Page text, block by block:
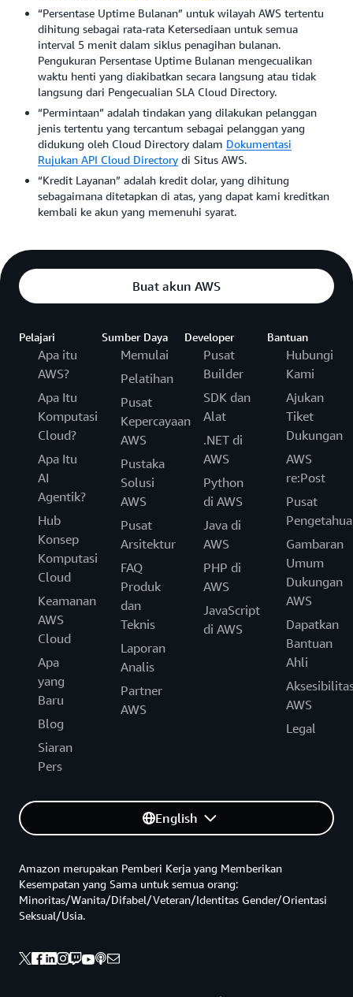
“Persentase Uptime Bulanan” untuk wilayah AWS tertentu
dihitung sebagai rata-rata Ketersediaan untuk semua
interval 5 menit dalam siklus penagihan bulanan.
Pengukuran Persentase Uptime Bulanan mengecualikan
waktu henti yang diakibatkan secara langsung atau tidak
langsung dari Pengecualian SLA Cloud Directory.
“Permintaan” adalah tindakan yang dilakukan pelanggan
jenis tertentu yang tercantum sebagai pelanggan yang
didukung oleh Cloud Directory dalam Dokumentasi
Rujukan API Cloud Directory di Situs AWS.
“Kredit Layanan” adalah kredit dolar, yang dihitung
sebagaimana ditetapkan di atas, yang dapat kami kreditkan
kembali ke akun yang memenuhi syarat.
Buat akun AWS
Pelajari
Apa itu
AWS?
Apa Itu
Komputasi
Cloud?
Apa Itu
AI
Agentik?
Hub
Konsep
Komputasi
Cloud
Keamanan
AWS
Cloud
Apa
yang
Baru
Blog
Siaran
Pers
Sumber Daya
Memulai
Pelatihan
Pusat
Kepercayaan
AWS
Pustaka
Solusi
AWS
Pusat
Arsitektur
FAQ
Produk
dan
Teknis
Laporan
Analis
Partner
AWS
Developer
Pusat
Builder
SDK dan
Alat
.NET di
AWS
Python
di AWS
Java di
AWS
PHP di
AWS
JavaScript
di AWS
Bantuan
Hubungi
Kami
Ajukan
Tiket
Dukungan
AWS
re:Post
Pusat
Gambaran
Umum
Dukungan
AWS
Dapatkan
Bantuan
Ahli
AWS
Legal
English
Amazon merupakan Pemberi Kerja yang Memberikan
Kesempatan yang Sama untuk semua orang:
Minoritas/Wanita/Difabel/Veteran/Identitas Gender/Orientasi
Seksual/Usia.